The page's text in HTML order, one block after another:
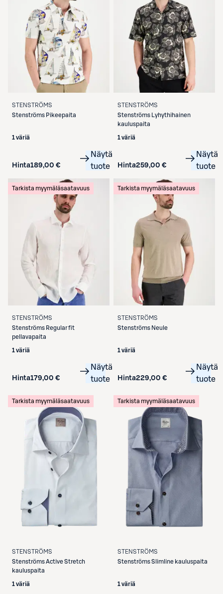
STENSTRÖMS
Stenströms Pikeepaita
1 väriä
Hinta189,00 €
Näytä
tuote
STENSTRÖMS
Stenströms
Lyhythihainen
kauluspaita
1 väriä
Hinta259,00 €
Näytä
tuote
Tarkista myymäläsaatavuus
STENSTRÖMS
Stenströms Regular fit
pellavapaita
1 väriä
Hinta179,00 €
Näytä
tuote
Tarkista myymäläsaatavuus
STENSTRÖMS
Stenströms Neule
1 väriä
Hinta229,00 €
Näytä
tuote
Tarkista myymäläsaatavuus
STENSTRÖMS
StenströmsActive Stretch
kauluspaita
1 väriä
Tarkista myymäläsaatavuus
STENSTRÖMS
StenströmsSlimline kauluspaita
1 väriä